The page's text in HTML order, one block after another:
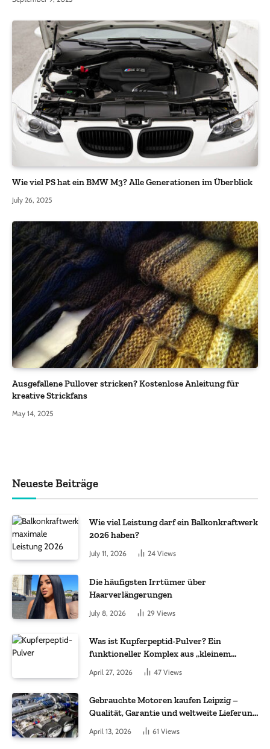
Wie viel PS hat ein BMW M3? Alle Generationen im Überblick
July 26, 2025
Ausgefallene Pullover stricken? Kostenlose Anleitung für
kreative Strickfans
May 14, 2025
Neueste Beiträge
Wie viel Leistung darf ein Balkonkraftwerk
2026 haben?
July 11, 2026 24 Views
Die häufigsten Irrtümer über
Haarverlängerungen
July 8, 2026 29 Views
Was ist Kupferpeptid-Pulver? Ein
funktioneller Komplex aus „kleinem
Molekül + Metall“
April 27, 2026 47 Views
Gebrauchte Motoren kaufen Leipzig –
Qualität, Garantie und weltweite Lieferung
April 13, 2026 61 Views